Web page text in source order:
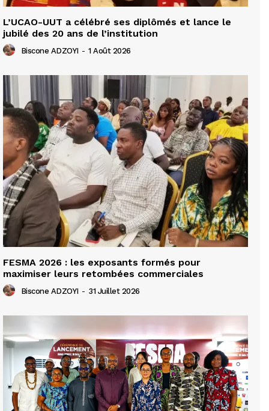
L’UCAO-UUT a célébré ses diplômés et lance le
jubilé des 20 ans de l’institution
Biscone ADZOYI - 1 Août 2026
FESMA 2026 : les exposants formés pour
maximiser leurs retombées commerciales
Biscone ADZOYI - 31 Juillet 2026